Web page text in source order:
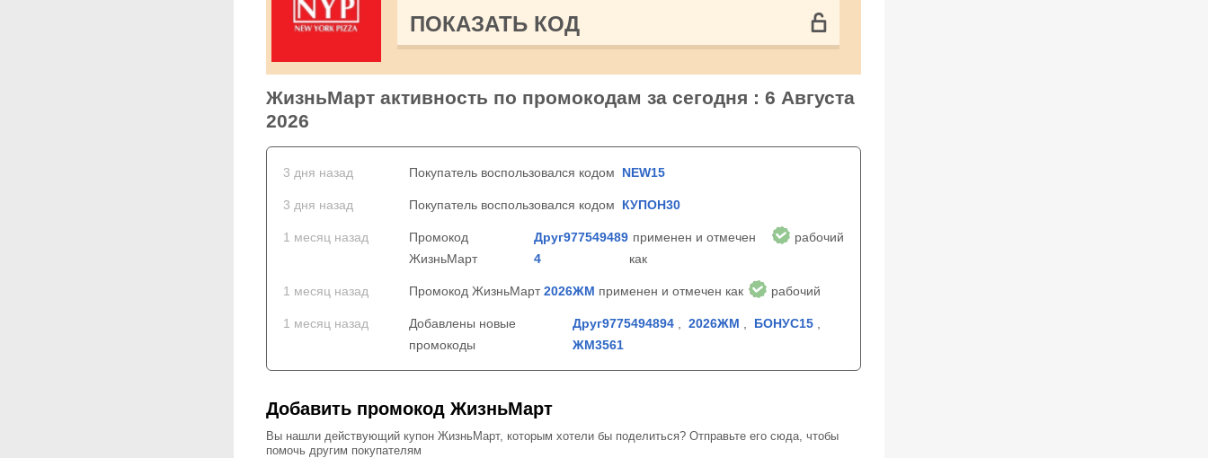
ПОКАЗАТЬ КОД
ЖизньМарт активность по промокодам за сегодня : 6 Августа
2026
3 дня назад Покупатель воспользовался кодом NEW15
3 дня назад Покупатель воспользовался кодом КУПОН30
1 месяц назад
Промокод
ЖизньМарт
Друг977549489
4
применен и отмечен
как
рабочий
1 месяц назад Промокод ЖизньМарт2026ЖМ применен и отмечен как рабочий
1 месяц назад
Добавлены новые
промокоды
Друг9775494894, 2026ЖМ БОНУС15,
ЖМ3561
Добавить промокод ЖизньМарт
Вы нашли действующий купон ЖизньМарт, которым хотели бы поделиться? Отправьте его сюда, чтобы
помочь другим покупателям